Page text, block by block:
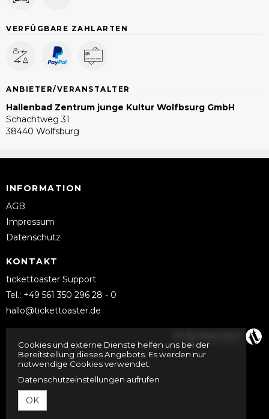
VERFÜGBARE ZAHLARTEN
ANBIETER/VERANSTALTER
Hallenbad Zentrum junge Kultur Wolfbsurg GmbH
Schachtweg 31
38440 Wolfsburg
INFORMATION
AGB
Impressum
Datenschutz
KONTAKT
tickettoaster Support
Tel.: +49 561 350 296 28 - 0
hallo@tickettoaster.de
Cookies und externe Dienste helfen uns bei der
Bereitstellung dieses Angebots. Es werden nur
notwendige Cookies verwendet.
Datenschutzeinstellungen aufrufen
OK